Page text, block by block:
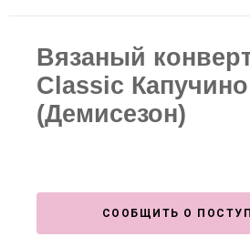
Вязаный
Classic Капучино
(Демисезон)
СООБЩИТЬ О